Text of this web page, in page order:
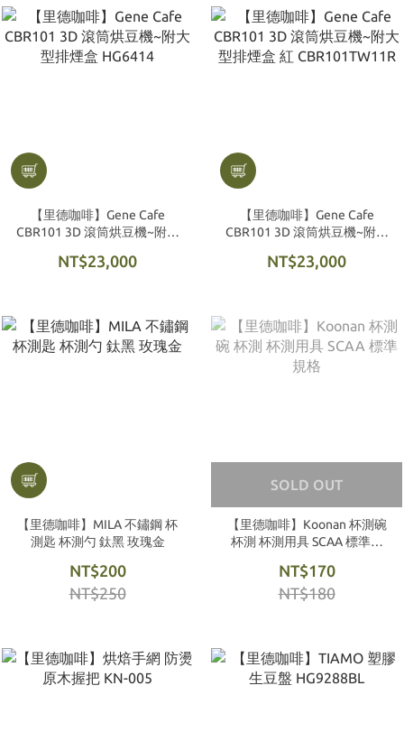
【里德咖啡】Gene Cafe
CBR101 3D 滾筒烘豆機~附大
NT$23,000
【里德咖啡】Gene Cafe
CBR101 3D 滾筒烘豆機~附大
NT$23,000
【里德咖啡】MILA 不鏽鋼 杯
測匙 杯測勺 鈦黑 玫瑰金
NT$200
NT$250
SOLD OUT
【里德咖啡】Koonan 杯測碗
杯測 杯測用具 SCAA 標準規
NT$170
NT$180